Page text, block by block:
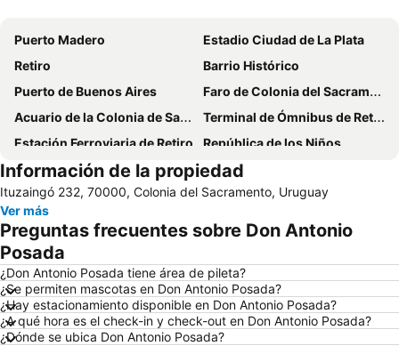
Puerto Madero
Estadio Ciudad de La Plata
Retiro
Barrio Histórico
Puerto de Buenos Aires
Faro de Colonia del Sacramento
Acuario de la Colonia de Sacramento
Terminal de Ómnibus de Retiro
Estación Ferroviaria de Retiro
República de los Niños
Parque Mujeres Argentinas
Información de la propiedad
Ituzaingó 232, 70000, Colonia del Sacramento, Uruguay
Ver más
Preguntas frecuentes sobre Don Antonio
Posada
¿Don Antonio Posada tiene área de pileta?
¿Se permiten mascotas en Don Antonio Posada?
¿Hay estacionamiento disponible en Don Antonio Posada?
¿A qué hora es el check-in y check-out en Don Antonio Posada?
¿Dónde se ubica Don Antonio Posada?